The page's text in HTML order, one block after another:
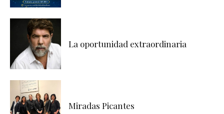
La oportunidad extraordinaria
Miradas Picantes